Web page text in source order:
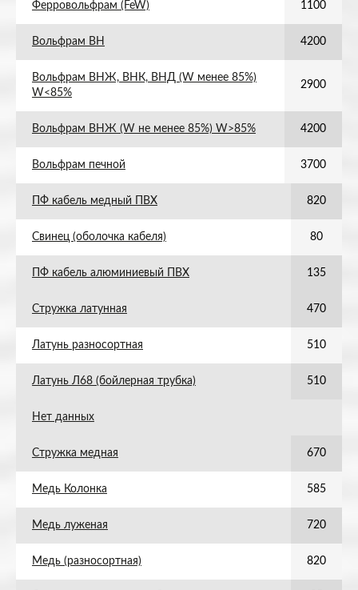
Ферровольфрам (FeW) 1100
Вольфрам ВН 4200
Вольфрам ВНЖ, ВНК, ВНД (W менее 85%)
W<85%
2900
Вольфрам ВНЖ (W не менее 85%) W>85% 4200
Вольфрам печной 3700
ПФ кабель медный ПВХ 820
Свинец (оболочка кабеля) 80
ПФ кабель алюминиевый ПВХ 135
Стружка латунная 470
Латунь разносортная 510
Латунь Л68 (бойлерная трубка) 510
Нет данных
Стружка медная 670
Медь Колонка 585
Медь луженая 720
Медь (разносортная) 820